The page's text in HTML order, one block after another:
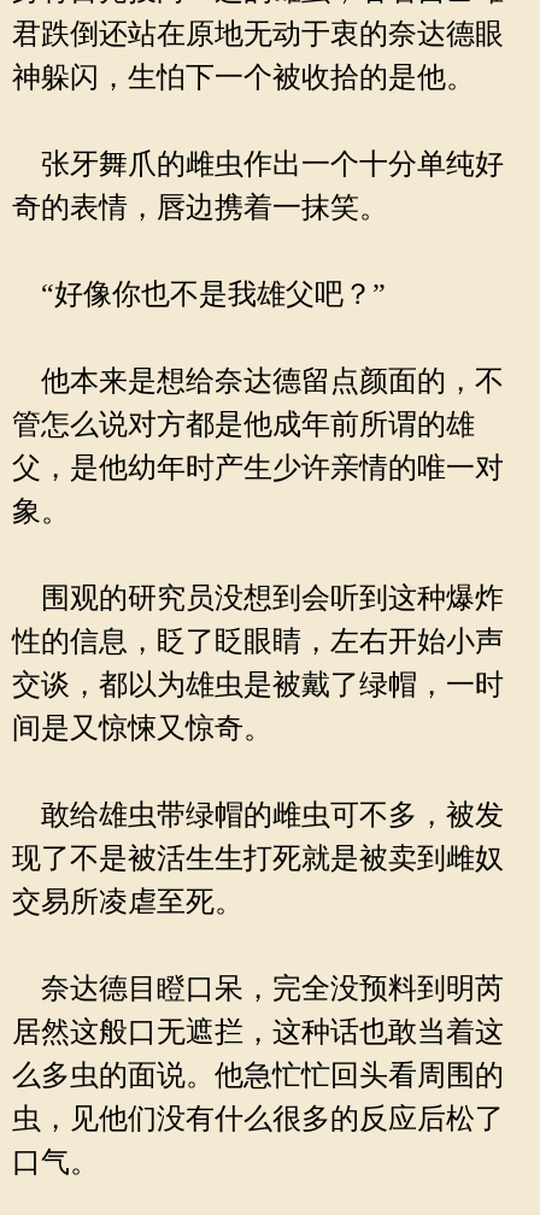
君跌倒还站在原地无动于衷的奈达德眼
神躲闪，生怕下一个被收拾的是他。
张牙舞爪的雌虫作出一个十分单纯好
奇的表情，唇边携着一抹笑。
“好像你也不是我雄父吧？”
他本来是想给奈达德留点颜面的，不
管怎么说对方都是他成年前所谓的雄
父，是他幼年时产生少许亲情的唯一对
象。
围观的研究员没想到会听到这种爆炸
性的信息，眨了眨眼睛，左右开始小声
交谈，都以为雄虫是被戴了绿帽，一时
间是又惊悚又惊奇。
敢给雄虫带绿帽的雌虫可不多，被发
现了不是被活生生打死就是被卖到雌奴
交易所凌虐至死。
奈达德目瞪口呆，完全没预料到明芮
居然这般口无遮拦，这种话也敢当着这
么多虫的面说。他急忙忙回头看周围的
虫，见他们没有什么很多的反应后松了
口气。